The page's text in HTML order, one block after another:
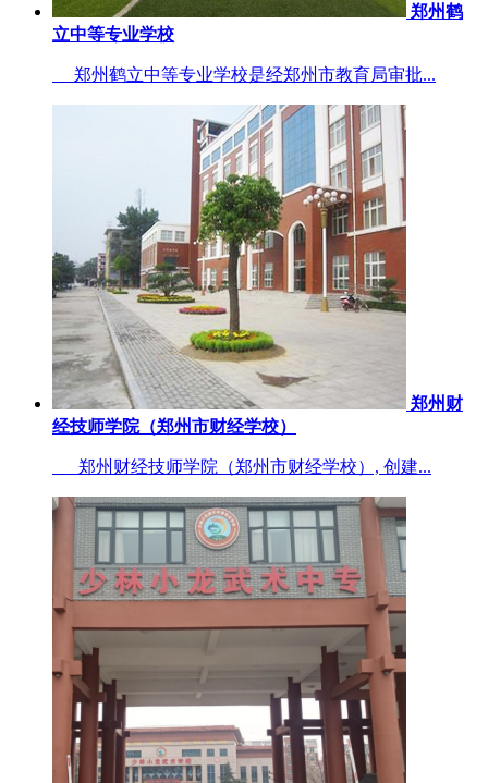
郑州鹤
立中等专业学校
郑州鹤立中等专业学校是经郑州市教育局审批...
郑州财
经技师学院（郑州市财经学校）
郑州财经技师学院（郑州市财经学校）, 创建...